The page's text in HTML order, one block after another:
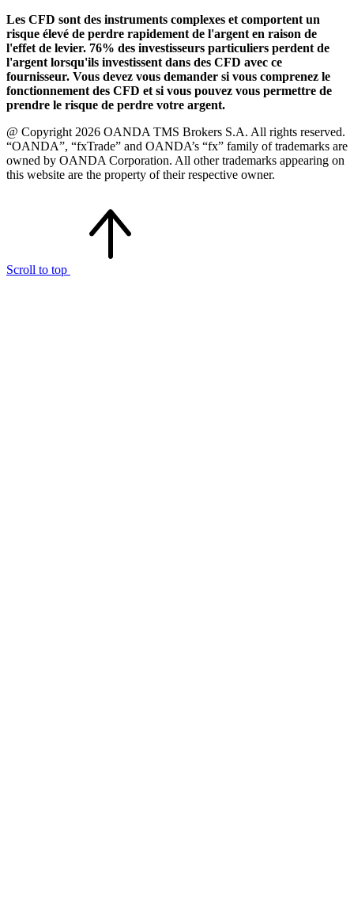
Les CFD sont des instruments complexes et comportent un
risque élevé de perdre rapidement de l'argent en raison de
l'effet de levier. 76% des investisseurs particuliers perdent de
l'argent lorsqu'ils investissent dans des CFD avec ce
fournisseur. Vous devez vous demander si vous comprenez le
fonctionnement des CFD et si vous pouvez vous permettre de
prendre le risque de perdre votre argent.
@ Copyright 2026 OANDA TMS Brokers S.A. All rights reserved.
“OANDA”, “fxTrade” and OANDA’s “fx” family of trademarks are
owned by OANDA Corporation. All other trademarks appearing on
this website are the property of their respective owner.
Scroll to top